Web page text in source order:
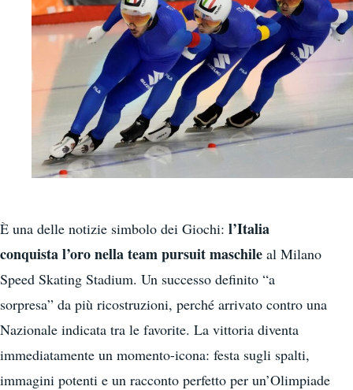
È una delle notizie simbolo dei Giochi: l’Italia
conquista l’oro nella team pursuit maschile al Milano
Speed Skating Stadium. Un successo definito “a
sorpresa” da più ricostruzioni, perché arrivato contro una
Nazionale indicata tra le favorite. La vittoria diventa
immediatamente un momento-icona: festa sugli spalti,
immagini potenti e un racconto perfetto per un’Olimpiade